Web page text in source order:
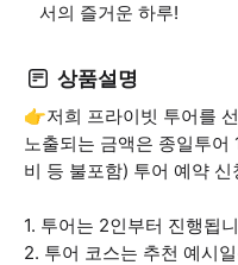
서의 즐거운 하루!
상품설명
👉저희 프라이빗 투어를
노출되는 금액은 종일투어
비 등 불포함) 투어 예약
1. 투어는 2인부터 진행됩
2. 투어 코스는 추천 예시